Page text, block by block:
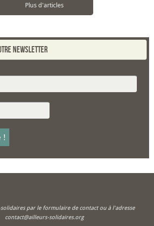
Plus d'articles
newsletter
par le formulaire de contact ou à l'adresse
contact@ailleurs-solidaires.org